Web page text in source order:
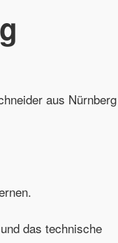
aus Nürnberg
das technische